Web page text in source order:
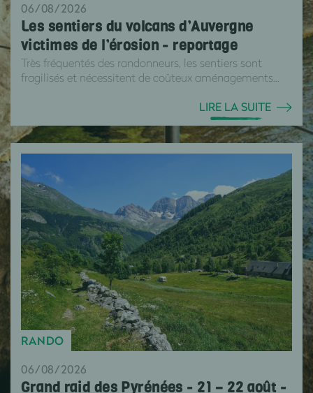
06/08/2026
Les sentiers du volcans d’Auvergne
victimes de l’érosion - reportage
Très fréquentés des randonneurs, les sentiers sont
fragilisés et nécessitent de coûteux aménagements...
LIRE LA SUITE
RANDO
06/08/2026
Grand raid des Pyrénées - 21 – 22 août -